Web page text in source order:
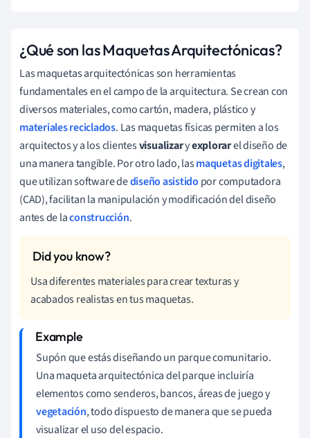
¿Qué son las Maquetas Arquitectónicas?
Las maquetas arquitectónicas son herramientas
fundamentales en el campo de la arquitectura. Se crean con
diversos materiales, como cartón, madera, plástico y
materiales reciclados. Las maquetas físicas permiten a los
arquitectos y a los clientesvisualizaryexplorarel diseño de
una manera tangible. Por otro lado, lasmaquetas digitales,
que utilizan software dediseño asistido por computadora
(CAD), facilitan la manipulación y modificación del diseño
antes de laconstrucción.
Usa diferentes materiales para crear texturas y
acabados realistas en tus maquetas.
Supón que estás diseñando un parque comunitario.
Una maqueta arquitectónica del parque incluiría
elementos como senderos, bancos, áreas de juego y
vegetación, todo dispuesto de manera que se pueda
visualizar el uso del espacio.